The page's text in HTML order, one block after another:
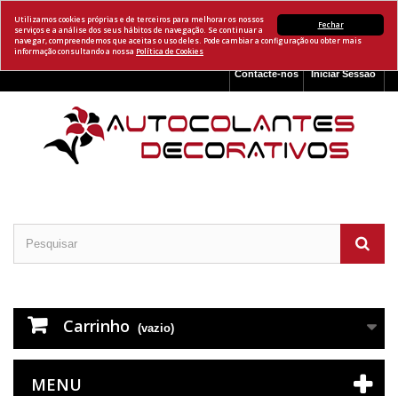
Fechar
Utilizamos cookies próprias e de terceiros para melhorar os nossos
serviços e a análise dos seus hábitos de navegação. Se continuar a
navegar, compreendemos que aceitas o uso deles. Pode cambiar a configuração ou obter mais
informação consultando a nossa Política de Cookies
Iniciar Sessão
Contacte-nos
Carrinho (vazio)
MENU